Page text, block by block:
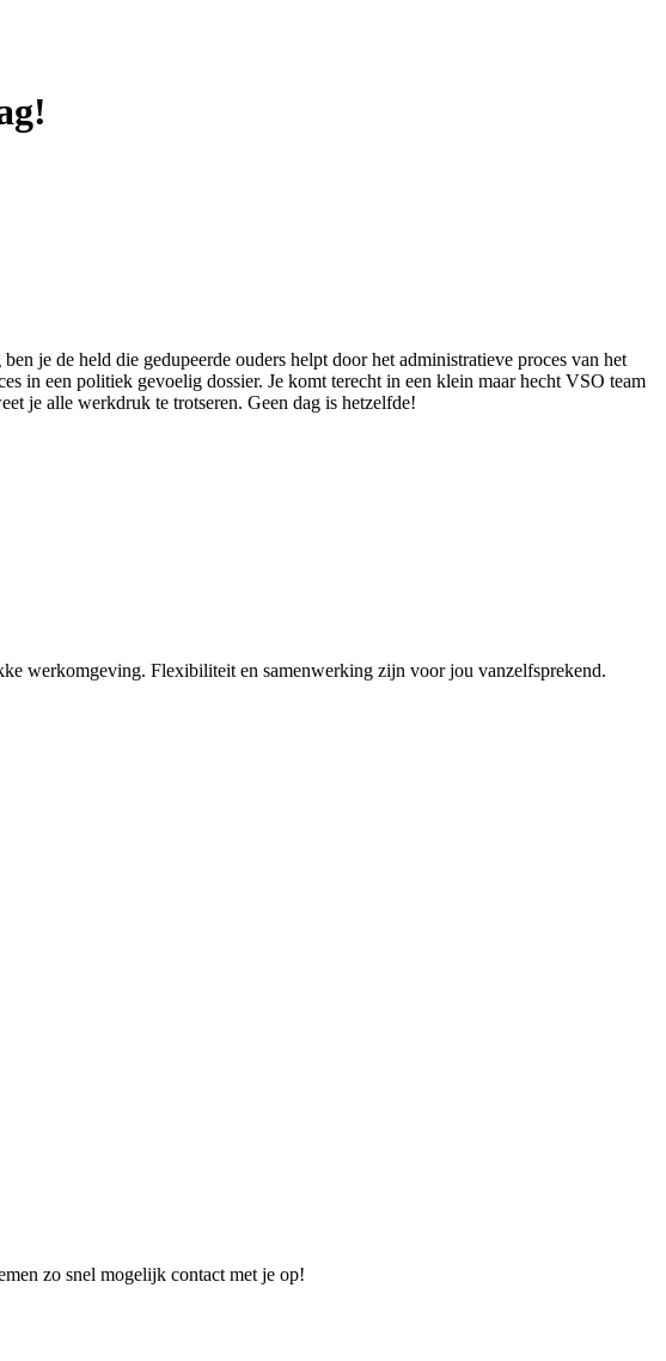
je de held die gedupeerde ouders helpt door het administratieve proces van het
in een politiek gevoelig dossier. Je komt terecht in een klein maar hecht VSO team
je alle werkdruk te trotseren. Geen dag is hetzelfde!
werkomgeving. Flexibiliteit en samenwerking zijn voor jou vanzelfsprekend.
zo snel mogelijk contact met je op!